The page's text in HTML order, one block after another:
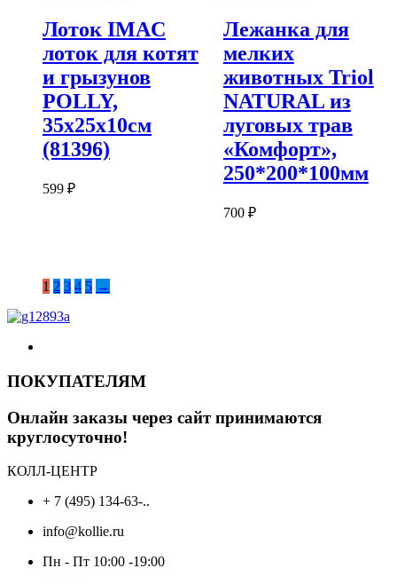
Лоток IMAC
лоток для котят
и грызунов
POLLY,
35х25х10см
(81396)
599 ₽
Лежанка для
мелких
животных Triol
NATURAL из
луговых трав
«Комфорт»,
250*200*100мм
700 ₽
1 2 3 4 5 →
ПОКУПАТЕЛЯМ
Онлайн заказы через сайт принимаются
круглосуточно!
КОЛЛ-ЦЕНТР
+ 7 (495) 134-63-..
info@kollie.ru
Пн - Пт 10:00 -19:00